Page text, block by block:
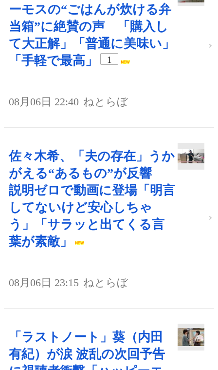
ーモスの“ごはんが炊ける弁
当箱”に絶賛の声 「購入し
て大正解」「普通に美味い」
「手軽で最高」
1
08月06日 22:40 ねとらぼ
佐々木希、「夫の存在」うか
がえる“あるもの”が反響
説明ゼロで動画に登場「明言
してないけど安心しちゃ
う」「サラッと出てくる言
葉が素敵」
08月06日 23:15 ねとらぼ
「ラストノート」葵（内田
有紀）が涙 波乱の次回予告